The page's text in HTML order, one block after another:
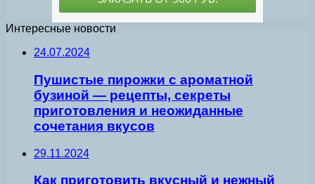
Интересные новости
24.07.2024
Пушистые пирожки с ароматной
бузиной — рецепты, секреты
приготовления и неожиданные
сочетания вкусов
29.11.2024
Как приготовить вкусный и нежный